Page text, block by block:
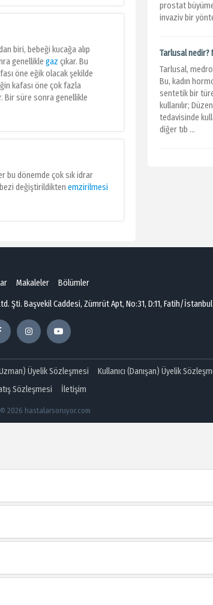
biri, bebeği kucağa alıp
genellikle gaz çıkar. Bu
öne eğik olacak şekilde
kafası öne çok fazla
Bir süre sonra genellikle
bu dönemde çok sık idrar
değiştirildikten emzirilmesi
prostat
invaziv bir
Tarlusal nedir?
Tarlusal,
Bu, kadın
sentetik bir
kullanılır;
tedavisinde
diğer tıb ...
Makaleler Bölümler
Şti. Başvekil Caddesi, Zümrüt Apt, No:31, D:11, Fatih/İstanbul
Üyelik Sözleşmesi Kullanıcı (Danışan) Üyelik
Sözleşmesi
İletişim
2026 hastalarsoruyor.com